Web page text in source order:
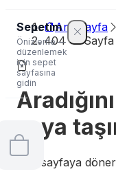
Sepetim
Önizleme —
düzenlemek
için sepet
sayfasına
gidin
Ana sayfa
404 — Sayfa
veya
Ana sayfaya